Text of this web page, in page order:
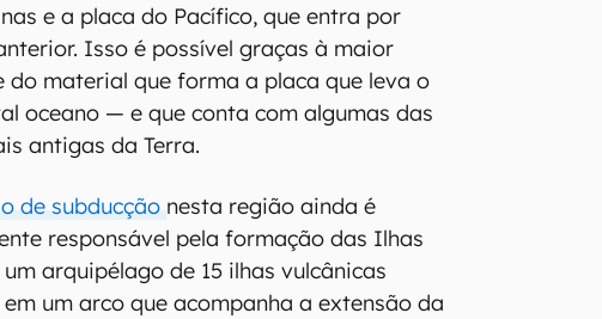
e a placa do Pacífico, que entra por
Isso é possível graças à maior
do material que forma a placa que leva o
oceano — e que conta com algumas das
antigas da Terra.
de subducção nesta região ainda é
responsável pela formação das Ilhas
arquipélago de 15 ilhas vulcânicas
um arco que acompanha a extensão da